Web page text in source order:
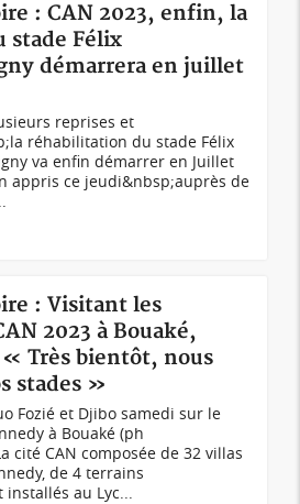
: CAN 2023, enfin, la
stade Félix
démarrera en juillet
reprises et
réhabilitation du stade Félix
va enfin démarrer en Juillet
appris ce jeudi&nbsp;auprès de
: Visitant les
2023 à Bouaké,
Très bientôt, nous
stades »
Fozié et Djibo samedi sur le
à Bouaké (ph
cité CAN composée de 32 villas
de 4 terrains
au Lyc...